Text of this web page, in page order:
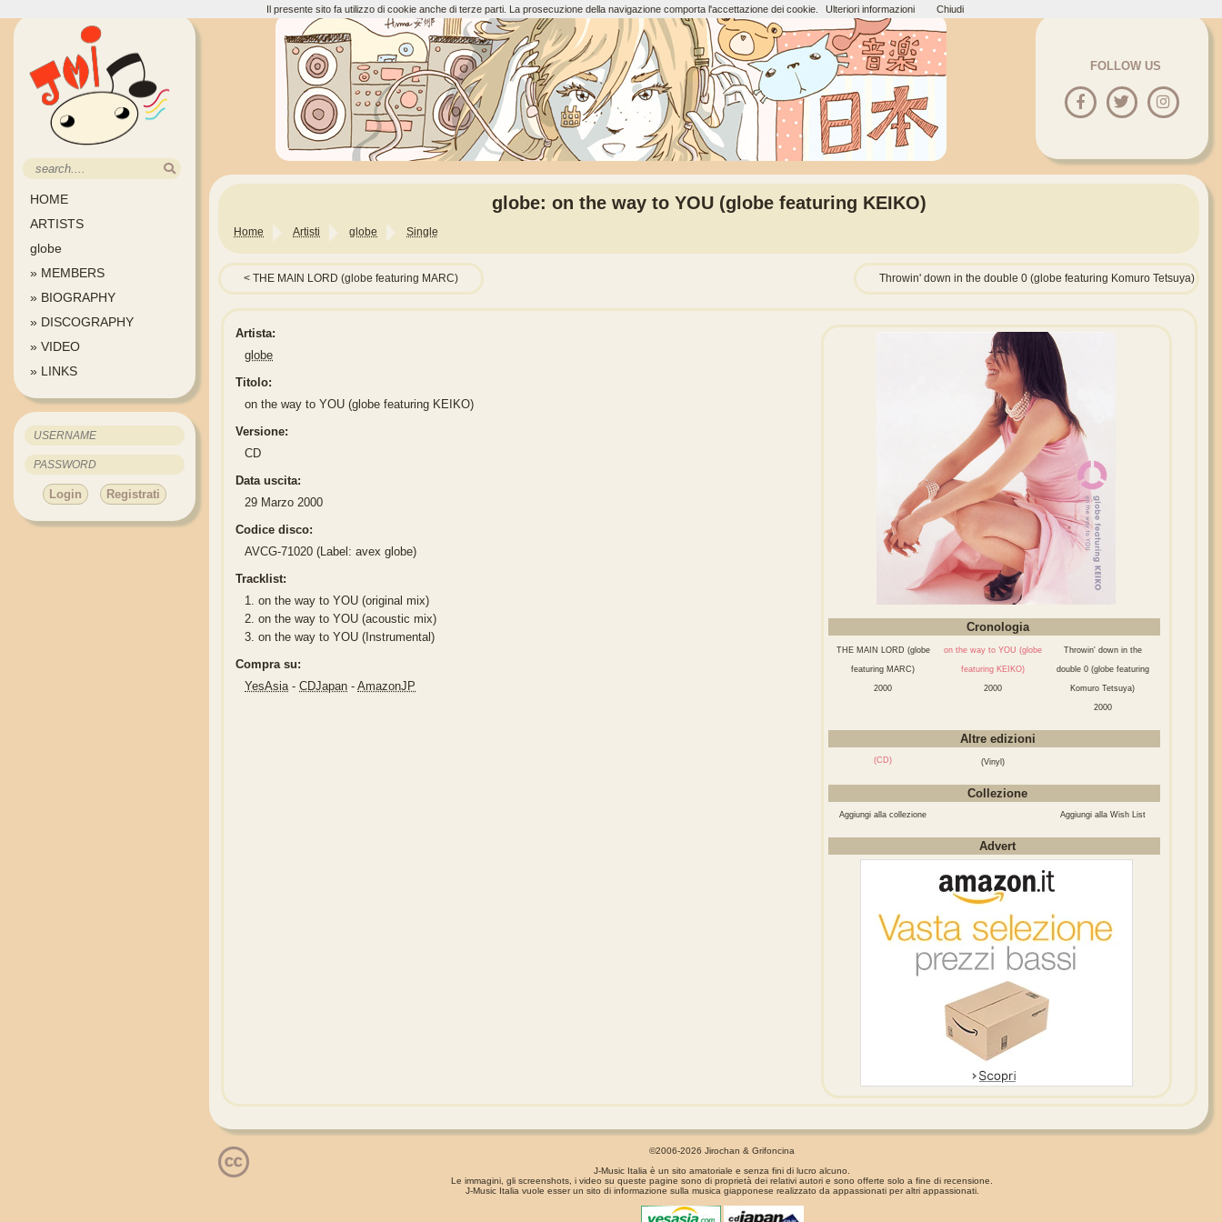
HOME
ARTISTS
globe
» MEMBERS
» BIOGRAPHY
» DISCOGRAPHY
» VIDEO
» LINKS
Login Registrati
FOLLOW US
globe: on the way to YOU (globe featuring KEIKO)
Home Artisti globe Single
THE MAIN LORD (globe featuring MARC) Throwin' down in the double 0 (globe featuring Komuro Tetsuya)
Cronologia
THE MAIN LORD (globe
featuring MARC)
2000
on the way to YOU (globe
featuring KEIKO)
2000
Throwin' down in the
double 0 (globe featuring
Komuro Tetsuya)
2000
Altre edizioni
(CD) (Vinyl)
Collezione
Aggiungi alla collezione Aggiungi alla Wish List
Advert
Artista:
globe
Titolo:
on the way to YOU (globe featuring KEIKO)
Versione:
CD
Data uscita:
29 Marzo 2000
Codice disco:
AVCG-71020 (Label: avex globe)
Tracklist:
1. on the way to YOU (original mix)
2. on the way to YOU (acoustic mix)
3. on the way to YOU (Instrumental)
Compra su:
YesAsia-CDJapan -AmazonJP
©2006-2026 Jirochan & Grifoncina
J-Music Italia è un sito amatoriale e senza fini di lucro alcuno.
Le immagini, gli screenshots, i video su queste pagine sono di proprietà dei relativi autori e sono offerte solo a fine di recensione.
J-Music Italia vuole esser un sito di informazione sulla musica giapponese realizzato da appassionati per altri appassionati.
Il presente sito fa utilizzo di cookie anche di terze parti. La prosecuzione della navigazione comporta l'accettazione dei cookie. Ulteriori informazioni Chiudi